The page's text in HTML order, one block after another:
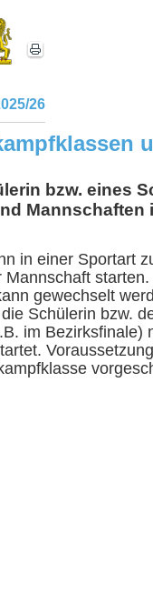
26
bzw. eines
Mannschaften
in einer Sportart
starten.
gewechselt
Schülerin bzw.
im Bezirksfinale)